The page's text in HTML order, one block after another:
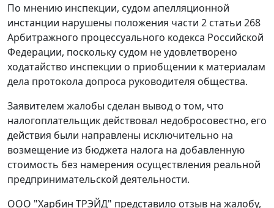
По мнению инспекции, судом апелляционной
инстанции нарушены положения части 2 статьи 268
Арбитражного процессуального кодекса Российской
Федерации, поскольку судом не удовлетворено
ходатайство инспекции о приобщении к материалам
дела протокола допроса руководителя общества.
Заявителем жалобы сделан вывод о том, что
налогоплательщик действовал недобросовестно, его
действия были направлены исключительно на
возмещение из бюджета налога на добавленную
стоимость без намерения осуществления реальной
предпринимательской деятельности.
ООО "Харбин ТРЭЙД" представило отзыв на жалобу,